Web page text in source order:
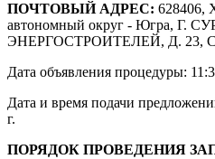
ПОЧТОВЫЙ АДРЕС: 628406,
автономный округ - Югра, Г.
ЭНЕРГОСТРОИТЕЛЕЙ, Д. 23,
Дата объявления процедуры:
Дата и время подачи
г.
ПОРЯДОК ПРОВЕДЕНИЯ